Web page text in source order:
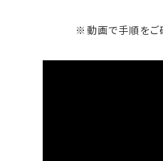
※動画で手順をご